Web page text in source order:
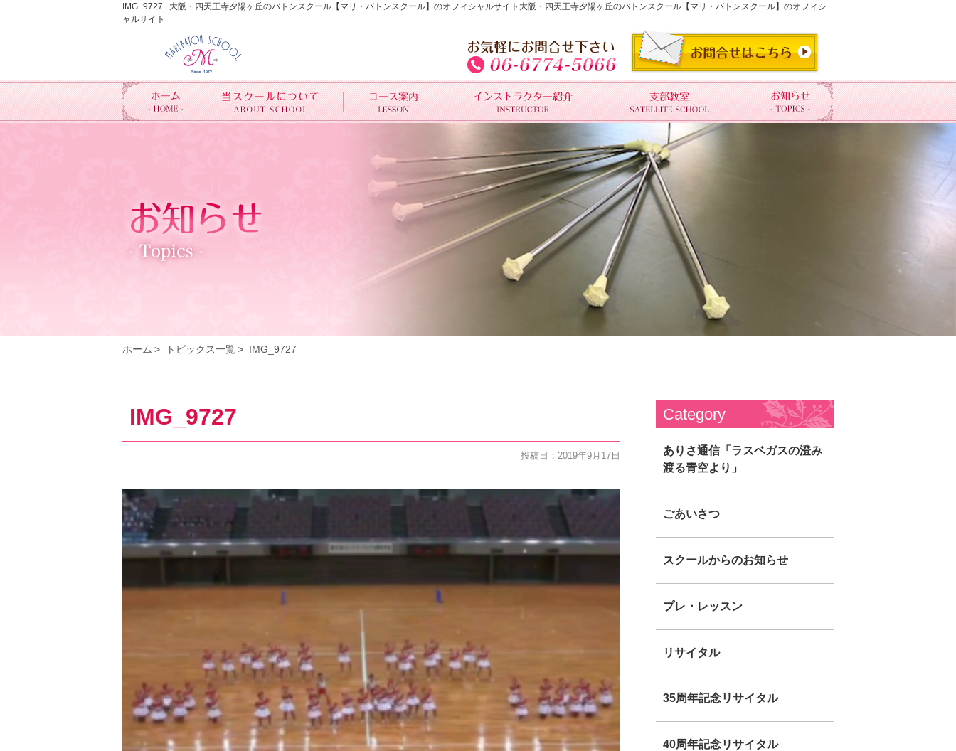
IMG_9727 | 大阪・四天王寺夕陽ヶ丘のバトンスクール【マリ・バトンスクール】のオフィシャルサイト大阪・四天王寺夕陽ヶ丘のバトンスクール【マリ・バトンスクール】のオフィシ
ャルサイト
ホーム トピックス一覧 IMG_9727
IMG_9727
投稿日：2019年9月17日
Category
ありさ通信「ラスベガスの澄み
渡る青空より」
ごあいさつ
スクールからのお知らせ
プレ・レッスン
リサイタル
35周年記念リサイタル
40周年記念リサイタル